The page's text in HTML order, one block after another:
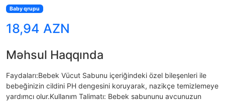
Baby qrupu
18,94 AZN
Məhsul Haqqında
Faydaları:Bebek Vücut Sabunu içeriğindeki özel bileşenleri ile
bebeğinizin cildini PH dengesini koruyarak, nazikçe temizlemeye
yardımcı olur.Kullanım Talimatı: Bebek sabununu avcunuzun